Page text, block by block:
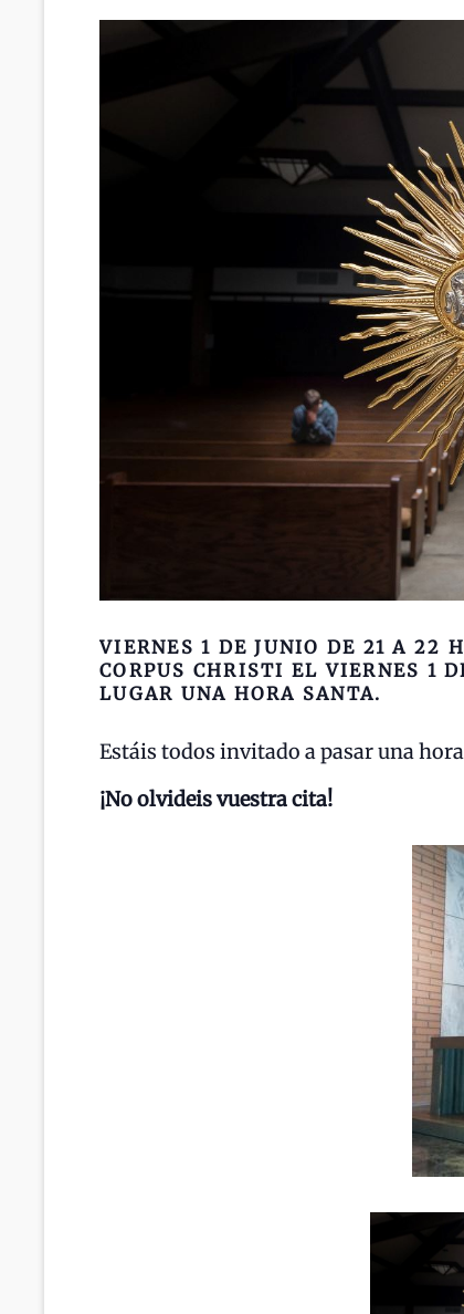
VIERNES 1 DE JUNIO DE 21 A 22
CORPUS CHRISTI EL VIERNES 1
LUGAR UNA HORA SANTA.
Estáis todos invitado a pasar una
¡No olvideis vuestra cita!